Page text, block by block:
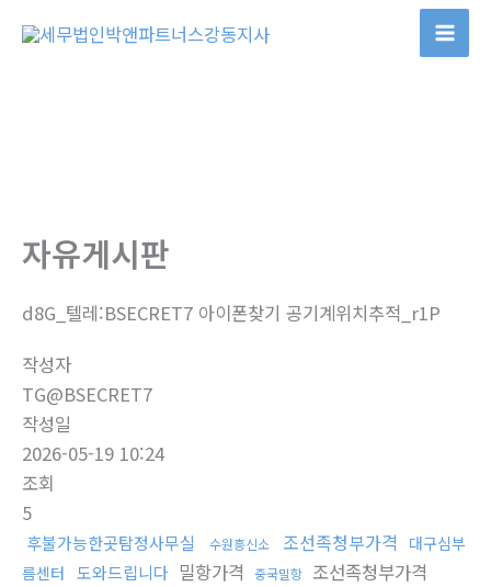
자유게시판
d8G_텔레:BSECRET7 아이폰찾기 공기계위치추적_r1P
작성자
TG@BSECRET7
작성일
2026-05-19 10:24
조회
5
후불가능한곳탐정사무실 수원흥신소 조선족청부가격
대구심부
름센터 도와드립니다 밀항가격 중국밀항 조선족청부가격